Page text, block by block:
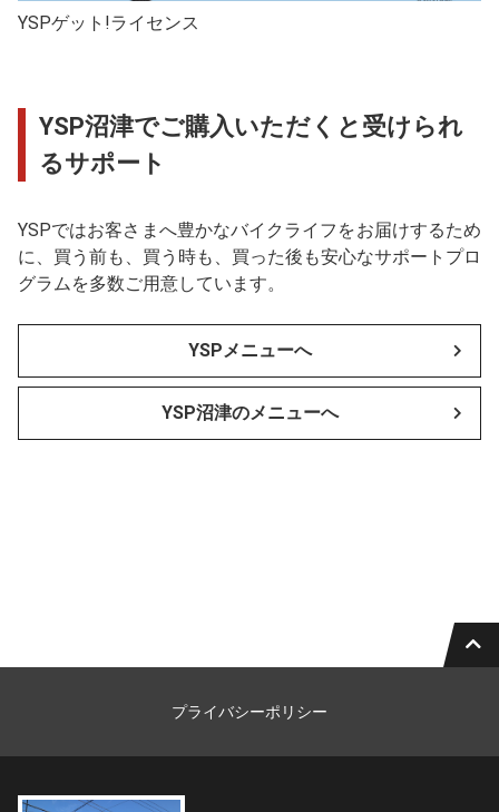
YSPゲット!ライセンス
YSP沼津でご購入いただくと受けられ
るサポート
YSPではお客さまへ豊かなバイクライフをお届けするため
に、買う前も、買う時も、買った後も安心なサポートプロ
グラムを多数ご用意しています。
YSPメニューへ
YSP沼津のメニューへ
プライバシーポリシー